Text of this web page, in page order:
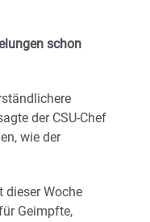
schon
der CSU-Chef
wie der
dieser Woche
Geimpfte,